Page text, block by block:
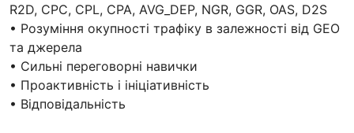
R2D, CPC, CPL, CPA, AVG_DEP, NGR, GGR, OAS, D2S
• Розуміння окупності трафіку в залежності від GEO
та джерела
• Сильні переговорні навички
• Проактивність і ініціативність
• Відповідальність